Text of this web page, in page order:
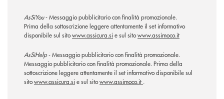
AsSìYou- Messaggio pubblicitario con finalità promozionale.
Prima della sottoscrizione leggere attentamente il set informativo
disponibile sul sitowww.assicura.sie sul sitowww.assimoco.it
AsSìHelp- Messaggio pubblicitario con finalità promozionale.
Messaggio pubblicitario con finalità promozionale. Prima della
sottoscrizione leggere attentamente il set informativo disponibile sul
sitowww.assicura.sie sul sitowww.assimoco.it .